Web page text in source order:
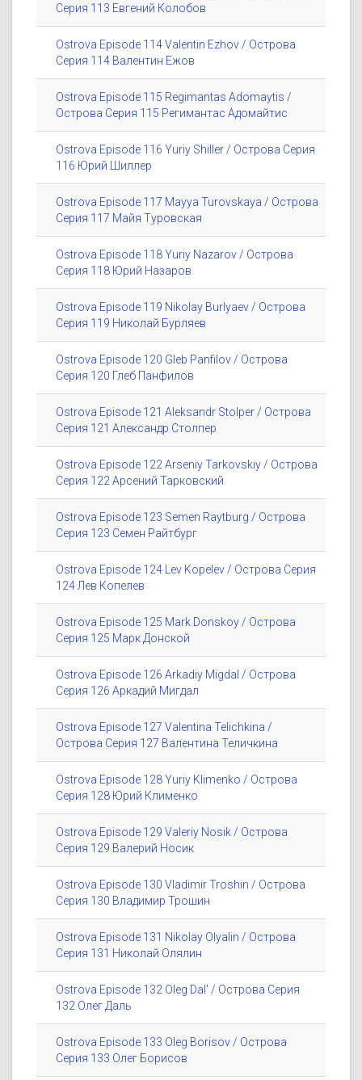
Серия 113 Евгений Колобов
Ostrova Episode 114 Valentin Ezhov / Острова
Серия 114 Валентин Ежов
Ostrova Episode 115 Regimantas Adomaytis /
Острова Серия 115 Регимантас Адомайтис
Ostrova Episode 116 Yuriy Shiller / Острова Серия
116 Юрий Шиллер
Ostrova Episode 117 Mayya Turovskaya / Острова
Серия 117 Майя Туровская
Ostrova Episode 118 Yuriy Nazarov / Острова
Серия 118 Юрий Назаров
Ostrova Episode 119 Nikolay Burlyaev / Острова
Серия 119 Николай Бурляев
Ostrova Episode 120 Gleb Panfilov / Острова
Серия 120 Глеб Панфилов
Ostrova Episode 121 Aleksandr Stolper / Острова
Серия 121 Александр Столпер
Ostrova Episode 122 Arseniy Tarkovskiy / Острова
Серия 122 Арсений Тарковский
Ostrova Episode 123 Semen Raytburg / Острова
Серия 123 Семен Райтбург
Ostrova Episode 124 Lev Kopelev / Острова Серия
124 Лев Копелев
Ostrova Episode 125 Mark Donskoy / Острова
Серия 125 Марк Донской
Ostrova Episode 126 Arkadiy Migdal / Острова
Серия 126 Аркадий Мигдал
Ostrova Episode 127 Valentina Telichkina /
Острова Серия 127 Валентина Теличкина
Ostrova Episode 128 Yuriy Klimenko / Острова
Серия 128 Юрий Клименко
Ostrova Episode 129 Valeriy Nosik / Острова
Серия 129 Валерий Носик
Ostrova Episode 130 Vladimir Troshin / Острова
Серия 130 Владимир Трошин
Ostrova Episode 131 Nikolay Olyalin / Острова
Серия 131 Николай Олялин
Ostrova Episode 132 Oleg Dal' / Острова Серия
132 Олег Даль
Ostrova Episode 133 Oleg Borisov / Острова
Серия 133 Олег Борисов